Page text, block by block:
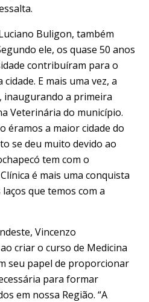
Buligon, também
ele, os quase 50 anos
contribuíram para o
E mais uma vez, a
inaugurando a primeira
Veterinária do município.
éramos a maior cidade do
se deu muito devido ao
tem com o
é mais uma conquista
que temos com a
Vincenzo
criar o curso de Medicina
seu papel de proporcionar
para formar
em nossa Região. “A